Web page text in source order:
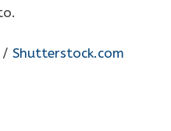
/ Shutterstock.com